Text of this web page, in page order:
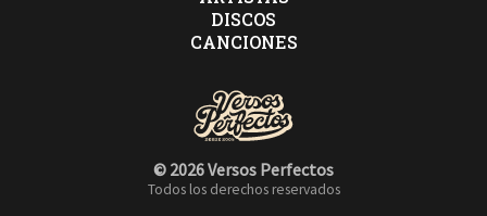
DISCOS
CANCIONES
© 2026 Versos Perfectos
Todos los derechos reservados